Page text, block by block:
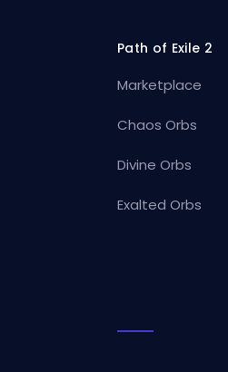
Path of Exile 2
Marketplace
Chaos Orbs
Divine Orbs
Exalted Orbs